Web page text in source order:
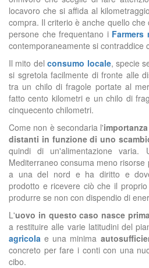
locavoro che si affida al
compra. Il criterio è anche quello
persone che frequentano i Farmers
contemporaneamente si contraddice
Il mito delconsumo locale, specie
si sgretola facilmente di fronte alle
tra un chilo di fragole portate al
fatto cento kilometri e un chilo di
cinquecento chilometri.
Come non è secondaria l'
distanti in funzione di uno
quindi di un'alimentazione varia.
Mediterraneo consuma meno
a una del nord e ha diritto e
prodotto e ricevere ciò che il
produrre se non con dispendio di
L'uovo in questo caso nasce
a restituire alle varie latitudini del
agricola e una minima
concreto per fare i conti con una
cibo.